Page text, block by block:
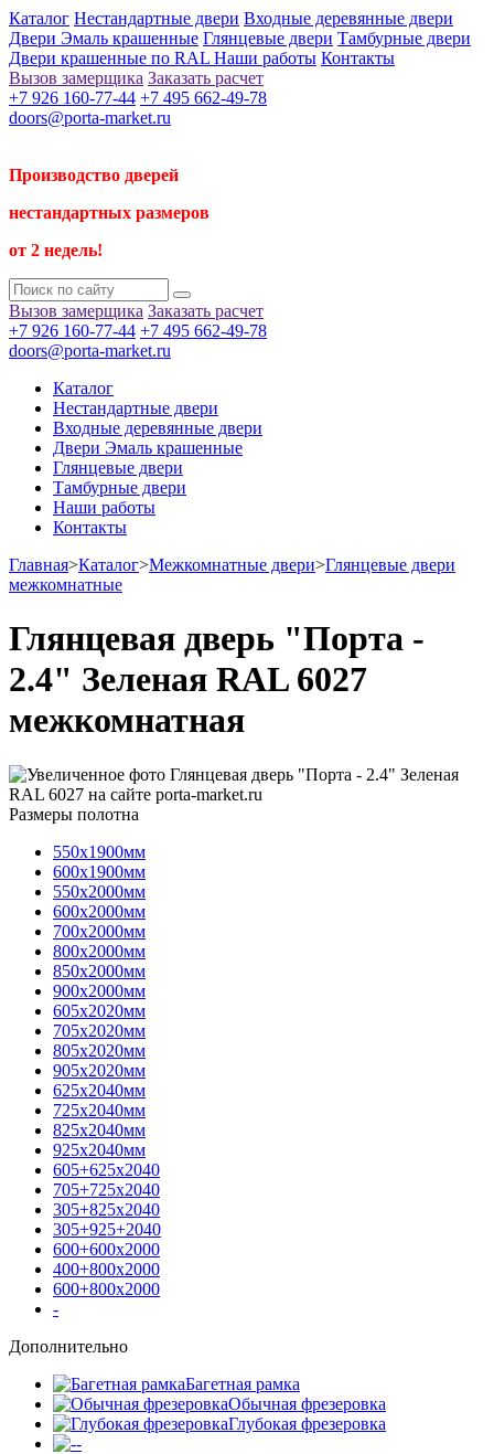
Каталог Нестандартные двери Входные деревянные двери
Двери Эмаль крашенные Глянцевые двери Тамбурные двери
Двери крашенные по RAL Наши работы Контакты
Вызов замерщика Заказать расчет
+7 926 160-77-44 +7 495 662-49-78
doors@porta-market.ru
Производство дверей
нестандартных размеров
от 2 недель!
Вызов замерщика Заказать расчет
+7 926 160-77-44 +7 495 662-49-78
doors@porta-market.ru
Каталог
Нестандартные двери
Входные деревянные двери
Двери Эмаль крашенные
Глянцевые двери
Тамбурные двери
Наши работы
Контакты
Главная>Каталог>Межкомнатные двери>Глянцевые двери
межкомнатные
Глянцевая дверь "Порта -
2.4" Зеленая RAL 6027
межкомнатная
Размеры полотна
550х1900мм
600х1900мм
550х2000мм
600х2000мм
700х2000мм
800х2000мм
850х2000мм
900х2000мм
605х2020мм
705х2020мм
805х2020мм
905х2020мм
625х2040мм
725х2040мм
825х2040мм
925х2040мм
605+625х2040
705+725х2040
305+825х2040
305+925+2040
600+600х2000
400+800х2000
600+800х2000
-
Дополнительно
Багетная рамка
Обычная фрезеровка
Глубокая фрезеровка
-